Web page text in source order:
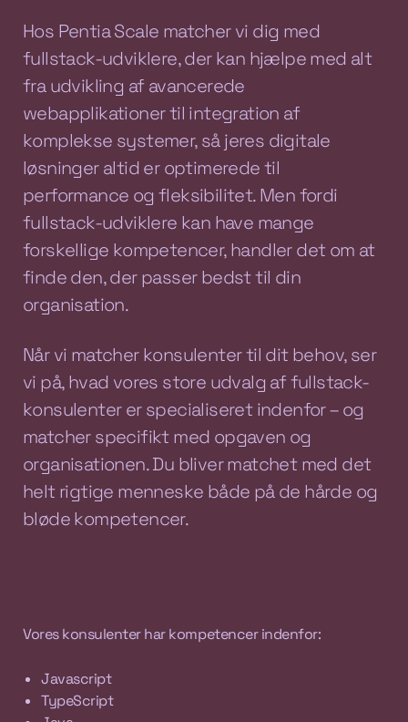
Vores konsulenter har kompetencer indenfor:
Javascript
TypeScript
Hos Pentia Scale matcher vi dig med
fullstack-udviklere, der kan hjælpe med alt
fra udvikling af avancerede
webapplikationer til integration af
komplekse systemer, så jeres digitale
løsninger altid er optimerede til
performance og fleksibilitet. Men fordi
fullstack-udviklere kan have mange
forskellige kompetencer, handler det om at
finde den, der passer bedst til din
organisation.
Når vi matcher konsulenter til dit behov, ser
vi på, hvad vores store udvalg af fullstack-
konsulenter er specialiseret indenfor – og
matcher specifikt med opgaven og
organisationen. Du bliver matchet med det
helt rigtige menneske både på de hårde og
bløde kompetencer.